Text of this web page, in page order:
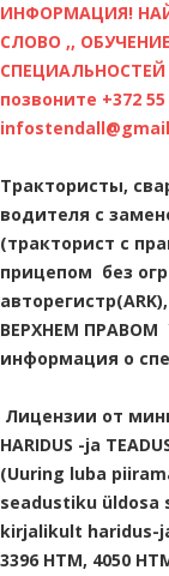
ИНФОРМАЦИЯ!
СЛОВО ,,
СПЕЦИАЛЬНОСТЕЙ
позвоните +372
Трактористы,
водителя с
(тракторист с
прицепом без
ВЕРХНЕМ ПРАВОМ
информация о
Лицензии от
HARIDUS -ja
(Uuring luba
seadustiku
kirjalikult haridus-
3396 HTM, 4050